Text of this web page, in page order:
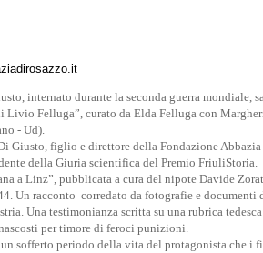
internato durante la seconda guerra mondiale,
Felluga”, curato da Elda Felluga con
- Ud).
Giusto, figlio e direttore della Fondazione Abbazia
della Giuria scientifica del Premio FriuliStoria.
a Linz”, pubblicata a cura del nipote Davide
Un racconto corredato da fotografie e
Una testimonianza scritta su una rubrica
per timore di feroci punizioni.
sofferto periodo della vita del protagonista che